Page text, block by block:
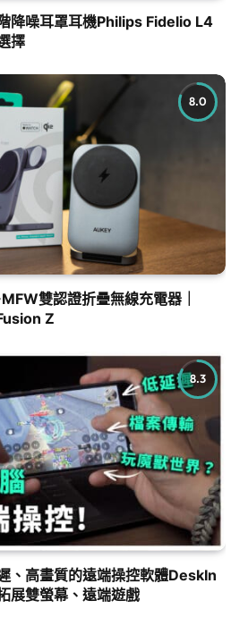
降噪耳罩耳機Philips Fidelio L4
擇
8.0
雙認證折疊無線充電器｜
Z
8.3
、高畫質的遠端操控軟體DeskIn
展雙螢幕、遠端遊戲